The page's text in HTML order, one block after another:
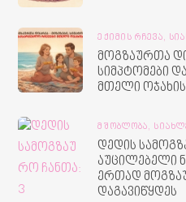
ᲔᲥᲘᲛᲘᲡ ᲠᲩᲔᲕᲐ,
მოგზაურთა
სიმპტომები
მთელი
ᲛᲨᲝᲑᲚᲝᲑᲐ,
დედის
აუცილებელი
ერთად
დაგავიწყდეს